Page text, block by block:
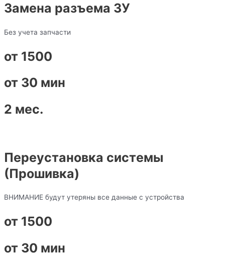
Замена разъема ЗУ
Без учета запчасти
от 1500
от 30 мин
2 мес.
Переустановка системы
(Прошивка)
ВНИМАНИЕ будут утеряны все данные с устройства
от 1500
от 30 мин